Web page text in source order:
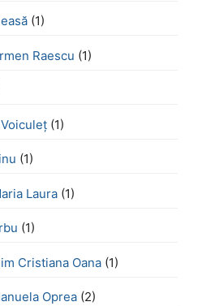
(1)
Raescu (1)
(1)
(1)
Laura (1)
(1)
Cristiana Oana (1)
Oprea (2)